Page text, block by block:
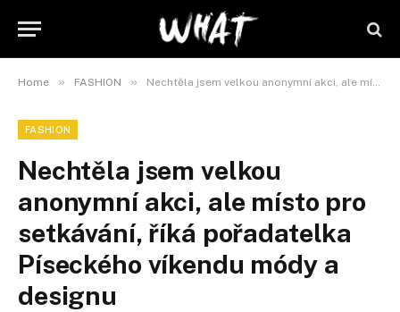
Home » FASHION » Nechtěla jsem velkou anonymní akci, ale místo pro setkávání, říká pořadatelka Píseckého víkendu módy a designu
FASHION
Nechtěla jsem velkou
anonymní akci, ale místo pro
setkávání, říká pořadatelka
Píseckého víkendu módy a
designu